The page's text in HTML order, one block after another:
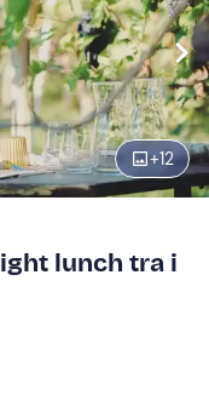
+12
Modifica
Modifica
1
0
lunch tra i